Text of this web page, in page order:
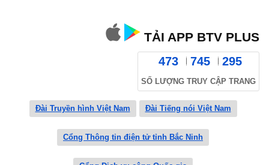
TẢI APP BTV PLUS
473 745 295
SỐ LƯỢNG TRUY CẬP TRANG
Đài Truyền hình Việt Nam Đài Tiếng nói Việt Nam
Cổng Thông tin điện tử tỉnh Bắc Ninh